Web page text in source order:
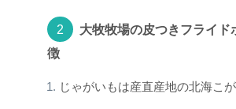
大牧牧場の皮つきフライ
徴
じゃがいもは産直産地の北海こ